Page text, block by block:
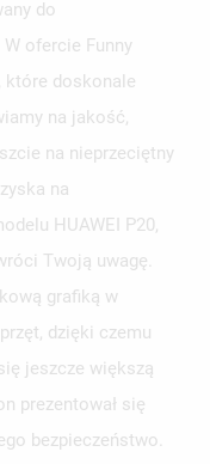
do
ofercie Funny
które doskonale
na jakość,
na nieprzeciętny
na
HUAWEI P20,
Twoją uwagę.
grafiką w
dzięki czemu
jeszcze większą
prezentował się
bezpieczeństwo.